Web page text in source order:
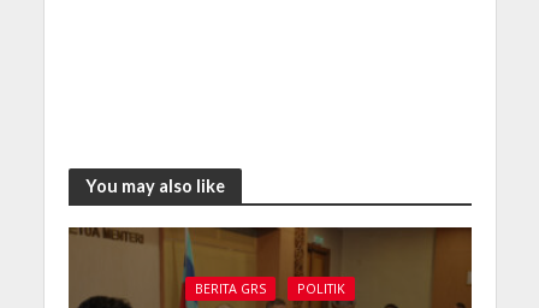
You may also like
BERITA GRS POLITIK